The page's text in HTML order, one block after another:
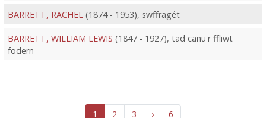
BARRETT, RACHEL (1874 - 1953), swffragét
BARRETT, WILLIAM LEWIS (1847 - 1927), tad canu'r ffliwt
fodern
1 2 3 › 6